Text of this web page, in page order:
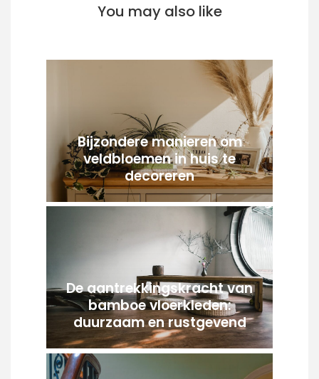
You may also like
Bijzondere manieren om
veldbloemen in huis te
decoreren
De aantrekkingskracht van
bamboe vloerkleden:
duurzaam en rustgevend